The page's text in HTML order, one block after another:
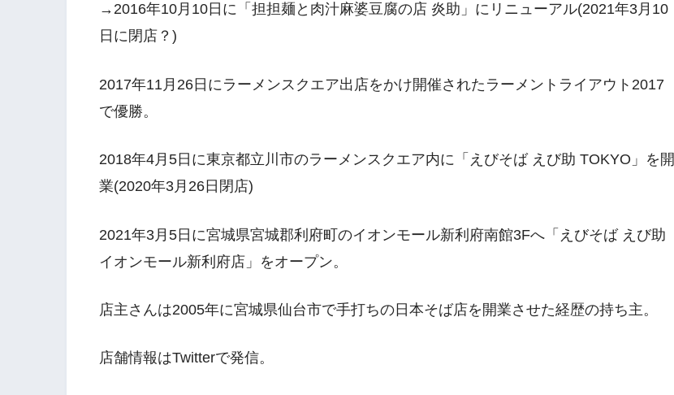
→2016年10月10日に「担担麺と肉汁麻婆豆腐の店 炎助」にリニューアル(2021年3月10
日に閉店？)
2017年11月26日にラーメンスクエア出店をかけ開催されたラーメントライアウト2017
で優勝。
2018年4月5日に東京都立川市のラーメンスクエア内に「えびそば えび助 TOKYO」を開
業(2020年3月26日閉店)
2021年3月5日に宮城県宮城郡利府町のイオンモール新利府南館3Fへ「えびそば えび助
イオンモール新利府店」をオープン。
店主さんは2005年に宮城県仙台市で手打ちの日本そば店を開業させた経歴の持ち主。
店舗情報はTwitterで発信。